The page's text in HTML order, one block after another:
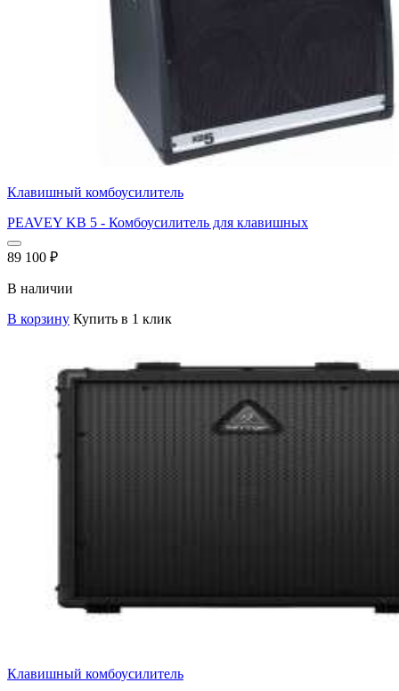
Клавишный комбоусилитель
PEAVEY KB 5 - Комбоусилитель для клавишных
89 100 ₽
В наличии
В корзину Купить в 1 клик
Клавишный комбоусилитель